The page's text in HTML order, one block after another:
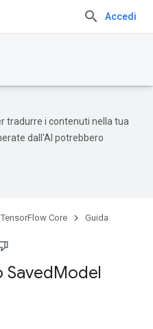
Accedi
tradurre i contenuti nella tua
dall'AI potrebbero
TensorFlow Core Guida
SavedModel